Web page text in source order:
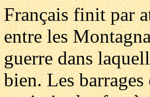
Français finit par
entre les
guerre dans
bien. Les